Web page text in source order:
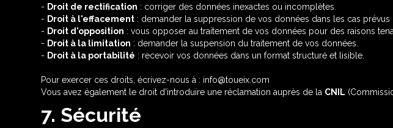
- Droit de rectification : corriger des données inexactes ou incomplètes.
- Droit à l'effacement : demander la suppression de vos données dans les cas prévus
- Droit d'opposition : vous opposer au traitement de vos données pour des raisons
- Droit à la limitation : demander la suspension du traitement de vos données.
- Droit à la portabilité : recevoir vos données dans un format structuré et lisible.
Pour exercer ces droits, écrivez-nous à : info@toueix.com
Vous avez également le droit d'introduire une réclamation auprès de la CNIL
7. Sécurité